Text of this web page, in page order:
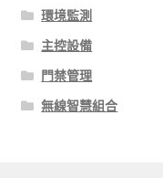
環境監測
主控設備
門禁管理
無線智慧組合